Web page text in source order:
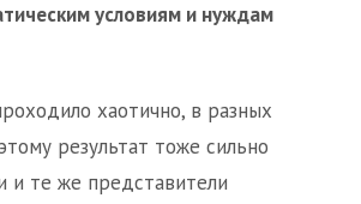
условиям и нуждам
хаотично, в разных
результат тоже сильно
и те же представители